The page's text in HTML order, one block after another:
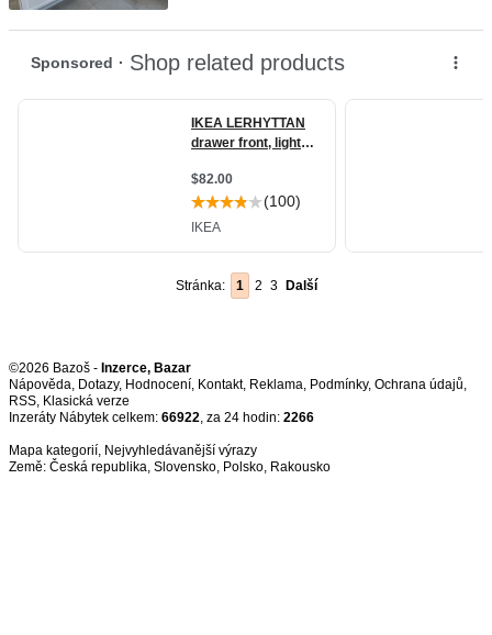
Stránka: 1 2 3 Další
©2026 Bazoš - Inzerce, Bazar
Nápověda, Dotazy, Hodnocení, Kontakt, Reklama, Podmínky, Ochrana údajů,
RSS,
Inzeráty Nábytek celkem: 66922, za 24 hodin: 2266
Mapa kategorií, Nejvyhledávanější výrazy
Země: Česká republika, Slovensko, Polsko, Rakousko